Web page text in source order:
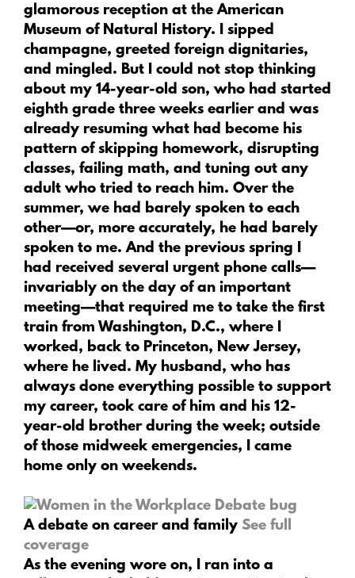
glamorous reception at the American
Museum of Natural History. I sipped
champagne, greeted foreign dignitaries,
and mingled. But I could not stop thinking
about my 14-year-old son, who had started
eighth grade three weeks earlier and was
already resuming what had become his
pattern of skipping homework, disrupting
classes, failing math, and tuning out any
adult who tried to reach him. Over the
summer, we had barely spoken to each
other—or, more accurately, he had barely
spoken to me. And the previous spring I
had received several urgent phone calls—
invariably on the day of an important
meeting—that required me to take the first
train from Washington, D.C., where I
worked, back to Princeton, New Jersey,
where he lived. My husband, who has
always done everything possible to support
my career, took care of him and his 12-
year-old brother during the week; outside
of those midweek emergencies, I came
home only on weekends.
A debate on career and family See full
coverage
As the evening wore on, I ran into a